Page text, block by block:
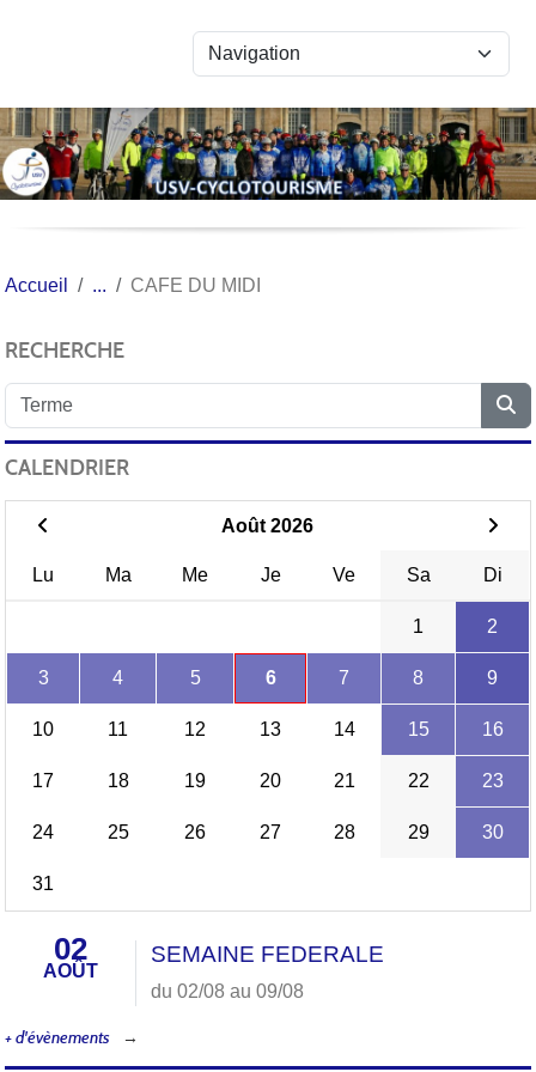
Accueil CAFE DU MIDI
RECHERCHE
CALENDRIER
Août 2026
Lu Ma Me Je Ve Sa Di
1 2
3 4 5 6 7 8 9
10 11 12 13 14 15 16
17 18 19 20 21 22 23
24 25 26 27 28 29 30
31
02
AOÛT
SEMAINE FEDERALE
du 02/08 au 09/08
+ d'évènements